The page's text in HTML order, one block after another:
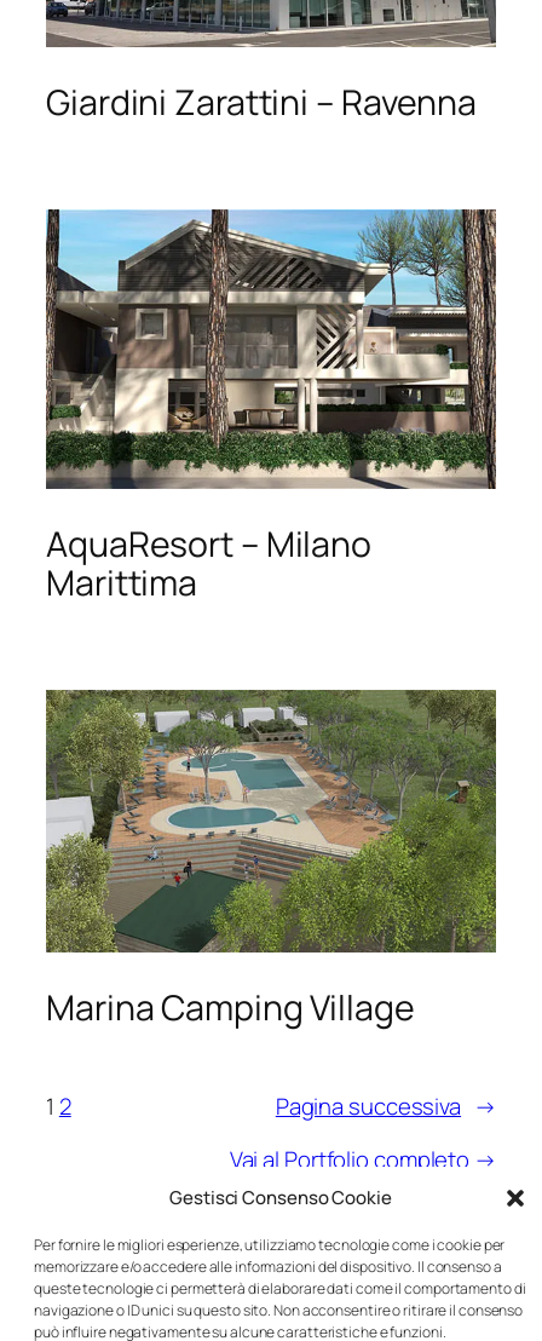
Gestisci Consenso Cookie
Per fornire le migliori esperienze, utilizziamo tecnologie come i cookie per
memorizzare e/o accedere alle informazioni del dispositivo. Il consenso a
queste tecnologie ci permetterà di elaborare dati come il comportamento di
navigazione o ID unici su questo sito. Non acconsentire o ritirare il consenso
può influire negativamente su alcune caratteristiche e funzioni.
Giardini Zarattini – Ravenna
AquaResort – Milano
Marittima
Marina Camping Village
1 2 Pagina successiva →
Vai al Portfolio completo →
Jaures Cappucci